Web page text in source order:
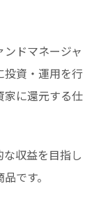
ドマネージャ
投資・運用を行
家に還元する仕
収益を目指し
です。